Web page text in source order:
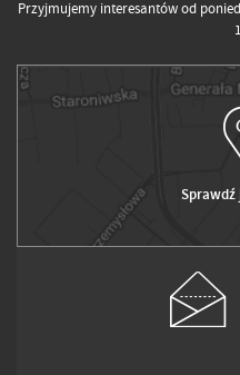
Przyjmujemy interesantów od
Sprawdź